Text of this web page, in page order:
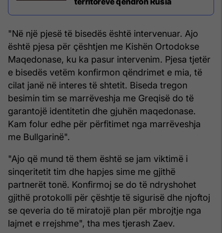
"Në një pjesë të bisedës është intervenuar. Ajo
është pjesa për çështjen me Kishën Ortodokse
Maqedonase, ku ka pasur intervenim. Pjesa tjetër
e bisedës vetëm konfirmon qëndrimet e mia, të
cilat janë në interes të shtetit. Biseda tregon
besimin tim se marrëveshja me Greqisë do të
garantojë identitetin dhe gjuhën maqedonase.
Kam folur edhe për përfitimet nga marrëveshja
me Bullgarinë".
"Ajo që mund të them është se jam viktimë i
sinqeritetit tim dhe hapjes sime me gjithë
partnerët tonë. Konfirmoj se do të ndryshohet
gjithë protokolli për çështje të sigurisë dhe njoftoj
se qeveria do të miratojë plan për mbrojtje nga
lajmet e rrejshme", tha mes tjerash Zaev.